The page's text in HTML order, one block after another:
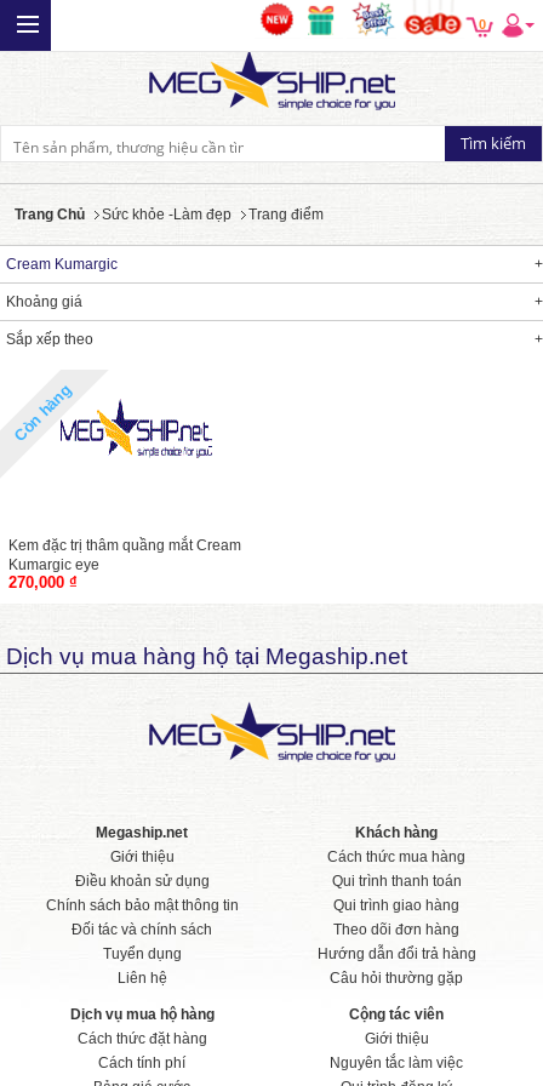
0
Trang Chủ Sức khỏe -Làm đẹp Trang điểm
Cream Kumargic
Khoảng giá
Sắp xếp theo
Còn hàng
Kem đặc trị thâm quầng mắt Cream
Kumargic eye
270,000 ₫
Dịch vụ mua hàng hộ tại Megaship.net
Megaship.net
Giới thiệu
Điều khoản sử dụng
Chính sách bảo mật thông tin
Đối tác và chính sách
Tuyển dụng
Liên hệ
Khách hàng
Cách thức mua hàng
Qui trình thanh toán
Qui trình giao hàng
Theo dõi đơn hàng
Hướng dẫn đổi trả hàng
Câu hỏi thường gặp
Dịch vụ mua hộ hàng
Cách thức đặt hàng
Cách tính phí
Cộng tác viên
Giới thiệu
Nguyên tắc làm việc